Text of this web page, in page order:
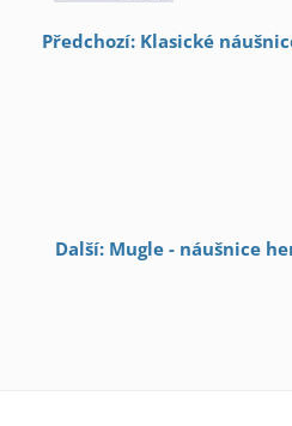
Předchozí: Klasické
Další: Mugle - náušnice